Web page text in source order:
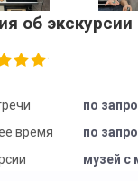
об экскурсии
по
время
по
музей с